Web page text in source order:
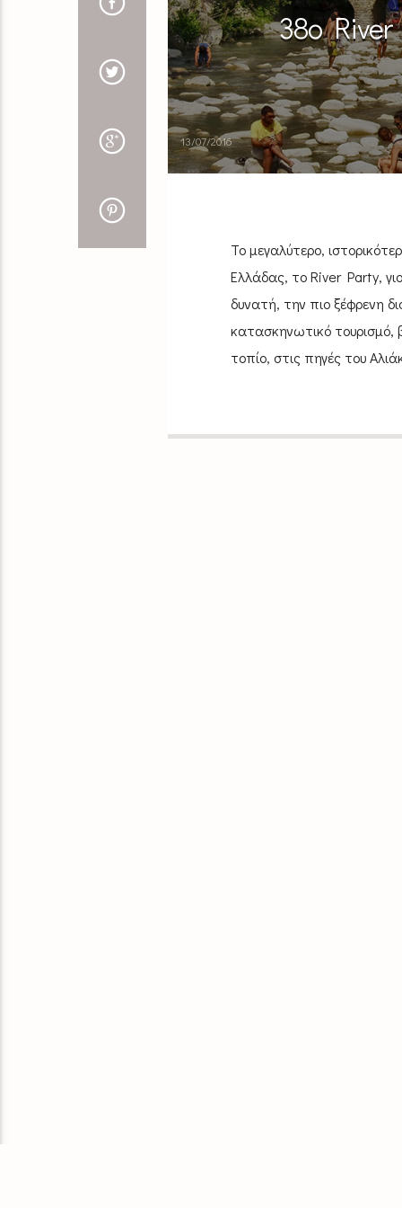
38o River
13/07/2016
Το μεγαλύτερο,
Ελλάδας, το River Party,
δυνατή, την πιο ξέφρενη
κατασκηνωτικό τουρισμό,
τοπίο, στις πηγές του